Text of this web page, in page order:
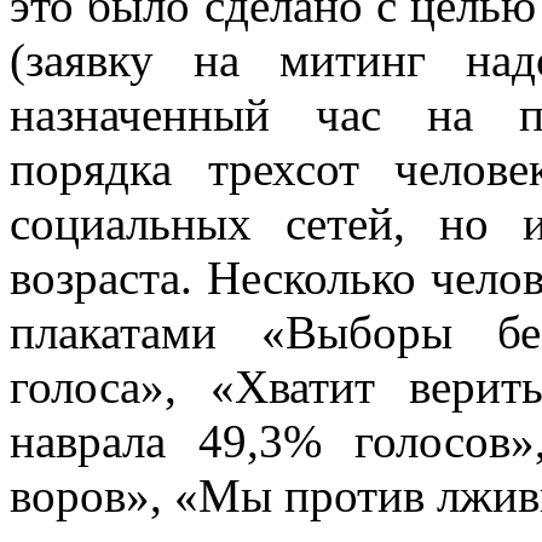
(заявку на митинг
назначенный час на
порядка трехсот
социальных сетей, но
возраста. Несколько
плакатами «Выборы
голоса», «Хватит
наврала 49,3%
воров», «Мы против